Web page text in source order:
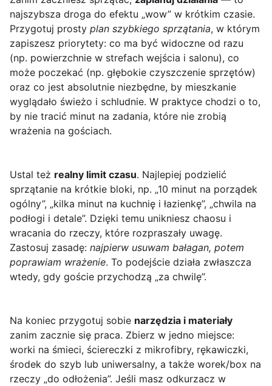
najszybsza droga do efektu „wow” w krótkim czasie.
Przygotuj prosty plan szybkiego sprzątania, w którym
zapiszesz priorytety: co ma być widoczne od razu
(np. powierzchnie w strefach wejścia i salonu), co
może poczekać (np. głębokie czyszczenie sprzętów)
oraz co jest absolutnie niezbędne, by mieszkanie
wyglądało świeżo i schludnie. W praktyce chodzi o to,
by nie tracić minut na zadania, które nie zrobią
wrażenia na gościach.
Ustal też realny limit czasu. Najlepiej podzielić
sprzątanie na krótkie bloki, np. „10 minut na porządek
ogólny”, „kilka minut na kuchnię i łazienkę”, „chwila na
podłogi i detale”. Dzięki temu unikniesz chaosu i
wracania do rzeczy, które rozpraszały uwagę.
Zastosuj zasadę: najpierw usuwam bałagan, potem
poprawiam wrażenie. To podejście działa zwłaszcza
wtedy, gdy goście przychodzą „za chwilę”.
Na koniec przygotuj sobie narzędzia i materiały
zanim zacznie się praca. Zbierz w jedno miejsce:
worki na śmieci, ściereczki z mikrofibry, rękawiczki,
środek do szyb lub uniwersalny, a także worek/box na
rzeczy „do odłożenia”. Jeśli masz odkurzacz w